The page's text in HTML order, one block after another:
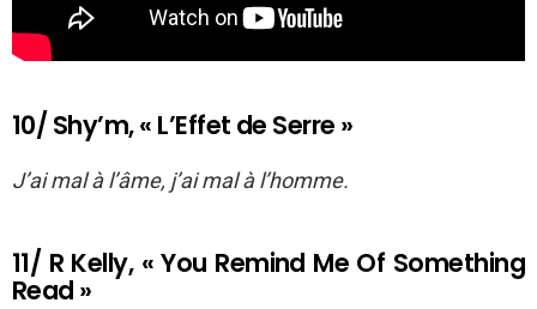
10/ Shy’m, « L’Effet de Serre »
J’ai mal à l’âme, j’ai mal à l’homme.
11/ R Kelly, « You Remind Me Of Something
Read »